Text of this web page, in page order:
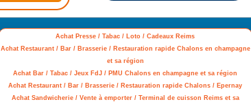
Achat Presse / Tabac / Loto / Cadeaux Reims
Achat Restaurant / Bar / Brasserie / Restauration rapide Chalons en champagne
et sa région
Achat Bar / Tabac / Jeux FdJ / PMU Chalons en champagne et sa région
Achat Restaurant / Bar / Brasserie / Restauration rapide Chalons / Epernay
Achat Sandwicherie / Vente à emporter / Terminal de cuisson Reims et sa